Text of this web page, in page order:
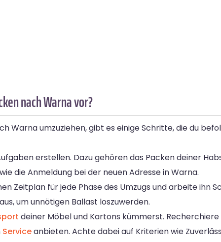
nach Warna vor?
Warna umzuziehen, gibt es einige Schritte, die du
erstellen. Dazu gehören das Packen deiner
die Anmeldung bei der neuen Adresse in Warna.
Zeitplan für jede Phase des Umzugs und arbeite ihn
um unnötigen Ballast loszuwerden.
deiner Möbel und Kartons kümmerst.
Serviceanbieten. Achte dabei auf Kriterien wie